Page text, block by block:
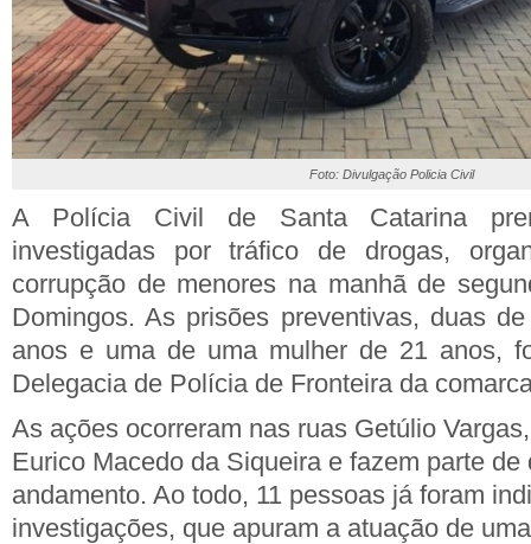
Foto: Divulgação Policia Civil
A Polícia Civil de Santa Catarina
investigadas por tráfico de drogas,
corrupção de menores na manhã de
Domingos. As prisões preventivas, duas
anos e uma de uma mulher de 21 anos,
Delegacia de Polícia de Fronteira da
As ações ocorreram nas ruas Getúlio
Eurico Macedo da Siqueira e fazem parte de
andamento. Ao todo, 11 pessoas já foram
investigações, que apuram a atuação de